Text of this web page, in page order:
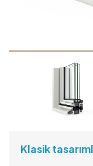
Klasik